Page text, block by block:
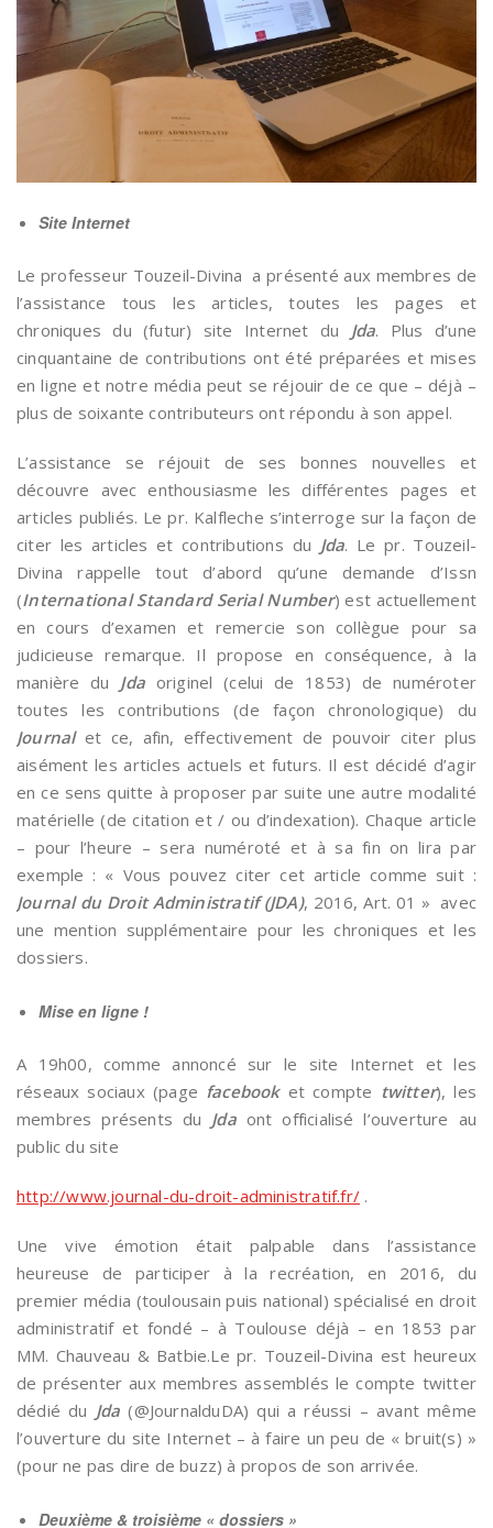
Site Internet
Le professeur Touzeil-Divina a présenté aux membres de
l’assistance tous les articles, toutes les pages et
chroniques du (futur) site Internet du Jda. Plus d’une
cinquantaine de contributions ont été préparées et mises
en ligne et notre média peut se réjouir de ce que – déjà –
plus de soixante contributeurs ont répondu à son appel.
L’assistance se réjouit de ses bonnes nouvelles et
découvre avec enthousiasme les différentes pages et
articles publiés. Le pr. Kalfleche s’interroge sur la façon de
citer les articles et contributions du Jda. Le pr. Touzeil-
Divina rappelle tout d’abord qu’une demande d’Issn
(International Standard Serial Number) est actuellement
en cours d’examen et remercie son collègue pour sa
judicieuse remarque. Il propose en conséquence, à la
manière du Jdaoriginel (celui de 1853) de numéroter
toutes les contributions (de façon chronologique) du
Journal et ce, afin, effectivement de pouvoir citer plus
aisément les articles actuels et futurs. Il est décidé d’agir
en ce sens quitte à proposer par suite une autre modalité
matérielle (de citation et / ou d’indexation). Chaque article
– pour l’heure – sera numéroté et à sa fin on lira par
exemple : « Vous pouvez citer cet article comme suit :
Journal du Droit Administratif (JDA), 2016, Art. 01 » avec
une mention supplémentaire pour les chroniques et les
dossiers.
Mise en ligne !
A 19h00, comme annoncé sur le site Internet et les
réseaux sociaux (page facebooket compte twitter), les
membres présents du Jdaont officialisé l’ouverture au
public du site
http://www.journal-du-droit-administratif.fr/ .
Une vive émotion était palpable dans l’assistance
heureuse de participer à la recréation, en 2016, du
premier média (toulousain puis national) spécialisé en droit
administratif et fondé – à Toulouse déjà – en 1853 par
MM. Chauveau & Batbie.Le pr. Touzeil-Divina est heureux
de présenter aux membres assemblés le compte twitter
dédié du Jda (@JournalduDA) qui a réussi – avant même
l’ouverture du site Internet – à faire un peu de « bruit(s) »
(pour ne pas dire de buzz) à propos de son arrivée.
Deuxième & troisième « dossiers »